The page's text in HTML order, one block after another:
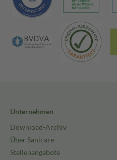
Unternehmen
Download-Archiv
Über Sanicare
Stellenangebote